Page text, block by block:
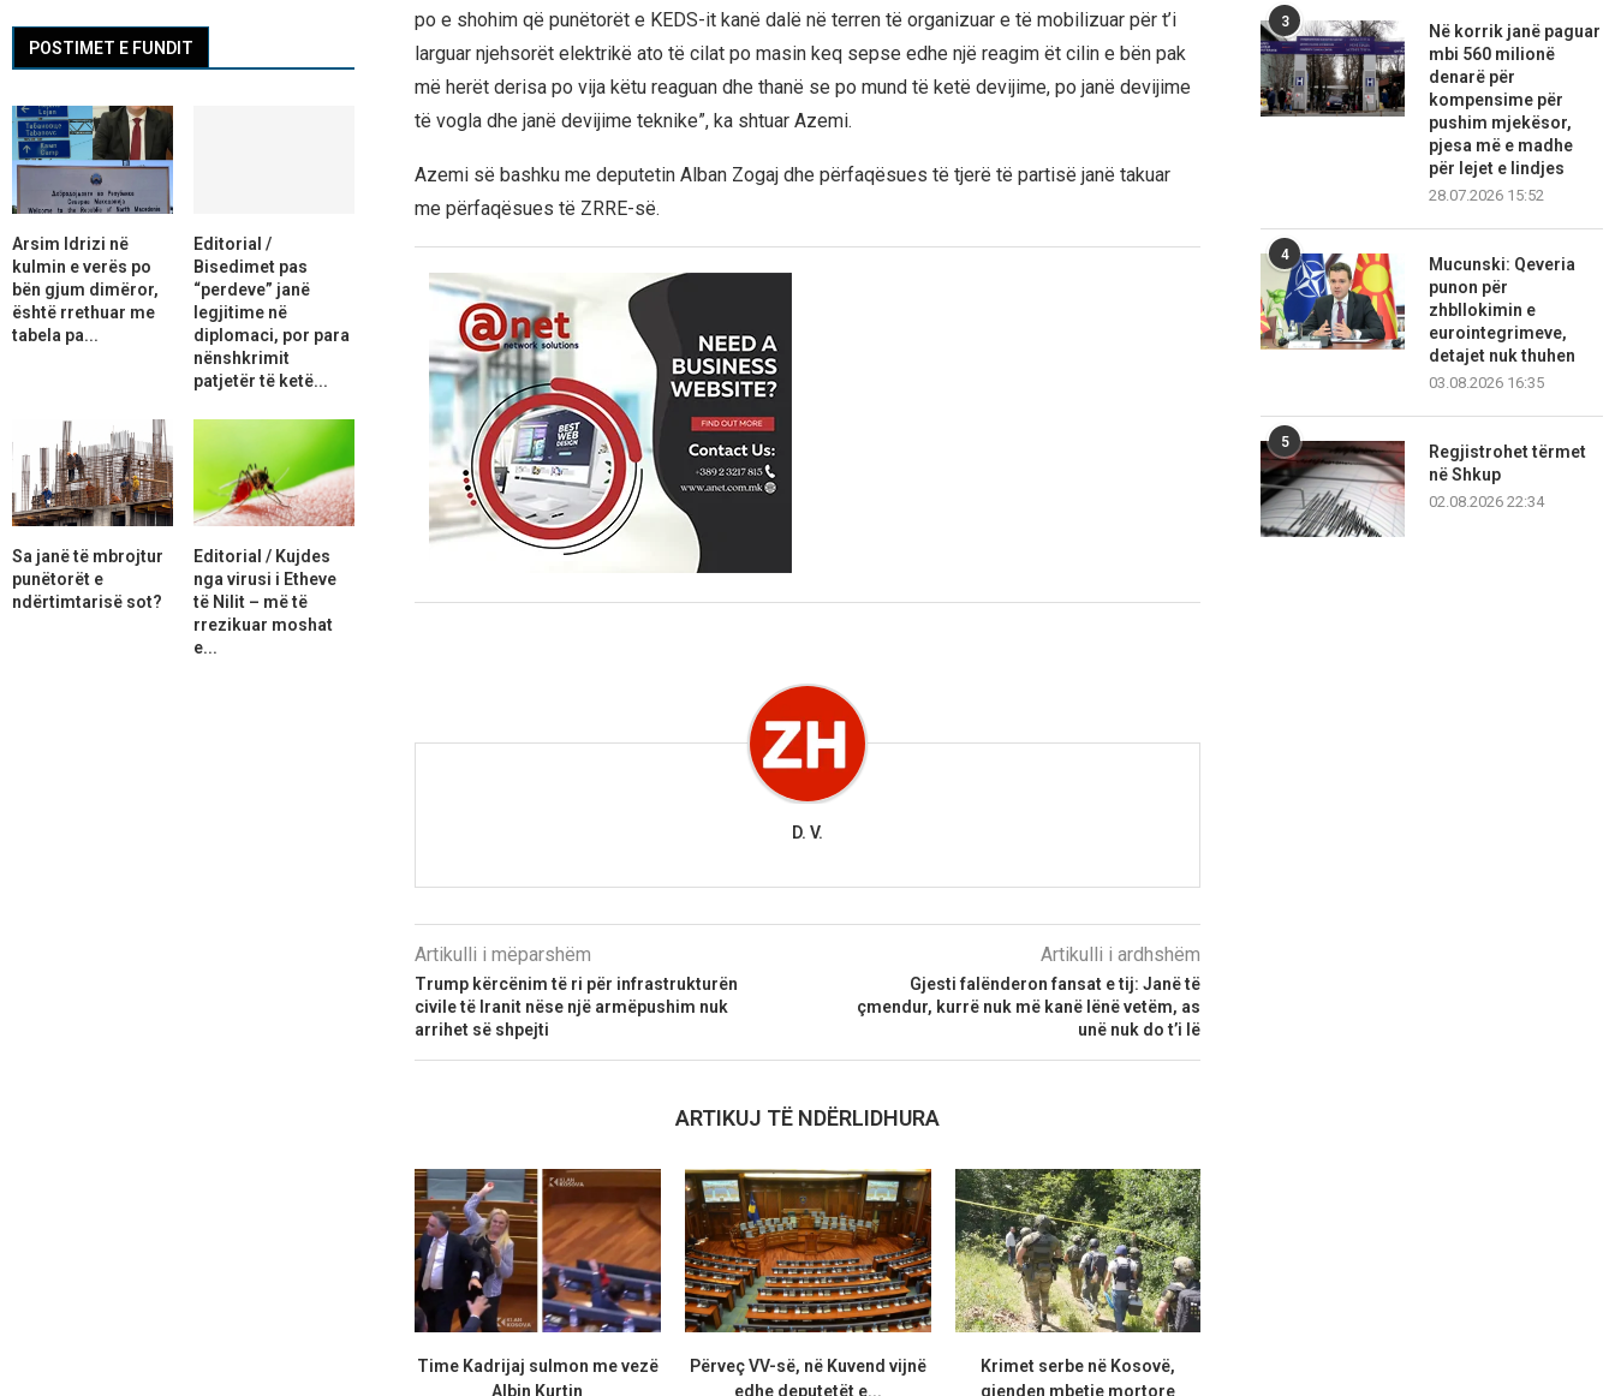
po e shohim që punëtorët e KEDS-it kanë dalë në terren të organizuar e të mobilizuar për t’i
larguar njehsorët elektrikë ato të cilat po masin keq sepse edhe një reagim ët cilin e bën pak
më herët derisa po vija këtu reaguan dhe thanë se po mund të ketë devijime, po janë devijime
të vogla dhe janë devijime teknike”, ka shtuar Azemi.
Azemi së bashku me deputetin Alban Zogaj dhe përfaqësues të tjerë të partisë janë takuar
me përfaqësues të ZRRE-së.
D. V.
Artikulli i mëparshëm
Trump kërcënim të ri për infrastrukturën
civile të Iranit nëse një armëpushim nuk
arrihet së shpejti
Artikulli i ardhshëm
Gjesti falënderon fansat e tij: Janë të
çmendur, kurrë nuk më kanë lënë vetëm, as
unë nuk do t’i lë
ARTIKUJ TË NDËRLIDHURA
Time Kadrijaj sulmon me vezë
Albin Kurtin
Përveç VV-së, në Kuvend vijnë
edhe deputetët e...
Krimet serbe në Kosovë,
gjenden mbetje mortore
3
Në korrik janë paguar
mbi 560 milionë
denarë për
kompensime për
pushim mjekësor,
pjesa më e madhe
për lejet e lindjes
28.07.2026 15:52
4
Mucunski: Qeveria
punon për
zhbllokimin e
eurointegrimeve,
detajet nuk thuhen
03.08.2026 16:35
5
Regjistrohet tërmet
në Shkup
02.08.2026 22:34
POSTIMET E FUNDIT
Arsim Idrizi në
kulmin e verës po
bën gjum dimëror,
është rrethuar me
tabela pa...
Editorial /
Bisedimet pas
“perdeve” janë
legjitime në
diplomaci, por para
nënshkrimit
patjetër të ketë...
Sa janë të mbrojtur
punëtorët e
ndërtimtarisë sot?
Editorial / Kujdes
nga virusi i Etheve
të Nilit – më të
rrezikuar moshat
e...